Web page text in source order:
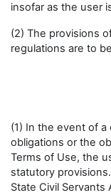
insofar as the user
(2) The provisions
regulations are to
(1) In the event of
obligations or the
Terms of Use, the
statutory
State Civil Servants